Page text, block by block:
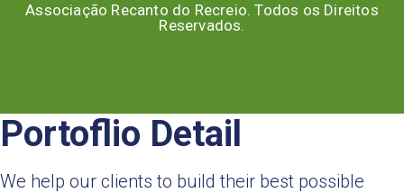
Associação Recanto do Recreio. Todos os Direitos
Reservados.
Portoflio Detail
We help our clients to build their best possible